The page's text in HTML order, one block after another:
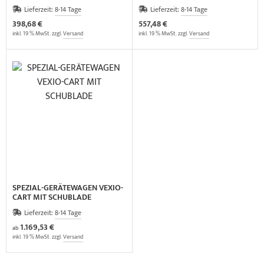
Lieferzeit: 8-14 Tage
398,68 €
inkl. 19 % MwSt. zzgl.Versand
Lieferzeit: 8-14 Tage
557,48 €
inkl. 19 % MwSt. zzgl.Versand
SPEZIAL-GERÄTEWAGEN VEXIO-
CART MIT SCHUBLADE
Lieferzeit: 8-14 Tage
ab1.169,53 €
inkl. 19 % MwSt. zzgl.Versand